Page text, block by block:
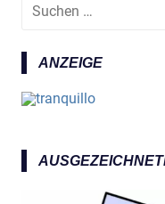
e
ANZEIGE